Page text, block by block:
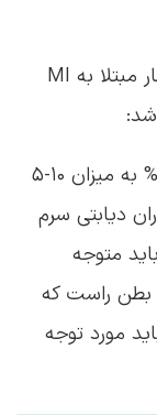
دیابتی سرم
متوجه
مورد توجه
مقاله
» را مطالعه